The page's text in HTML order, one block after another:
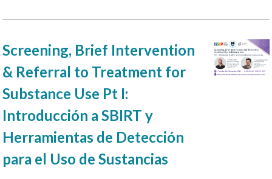
Screening, Brief Intervention
& Referral to Treatment for
Substance Use Pt I:
Introducción a SBIRT y
Herramientas de Detección
para el Uso de Sustancias